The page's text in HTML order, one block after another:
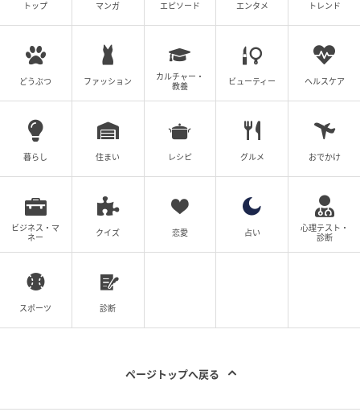
ライター Ray WEB編集部
元記事で読む
次の記事
結婚前提？お金のルールは？全カップルが知
っておきたい【同棲前】に確認すべきこと♡
の記事をもっとみる
トップ マンガ エピソード エンタメ トレンド
どうぶつ ファッション
カルチャー・
教養
ビューティー ヘルスケア
暮らし 住まい レシピ グルメ おでかけ
ビジネス・マ
ネー
クイズ 恋愛 占い
心理テスト・
診断
スポーツ 診断
ページトップへ戻る